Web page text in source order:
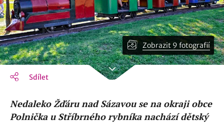
Zobrazit 9 fotografií
Sdílet
Nedaleko Žďáru nad Sázavou se na okraji obce
Polnička u Stříbrného rybníka nachází dětský